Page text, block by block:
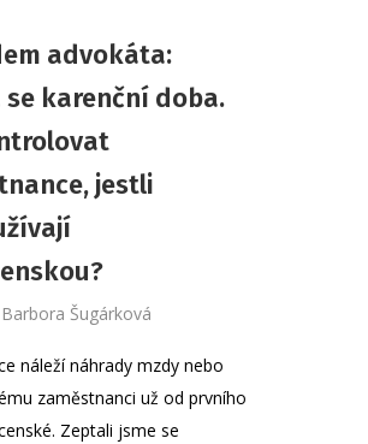
advokáta:
se karenční doba.
jestli
Barbora Šugárková
náleží náhrady mzdy nebo
zaměstnanci už od prvního
Zeptali jsme se